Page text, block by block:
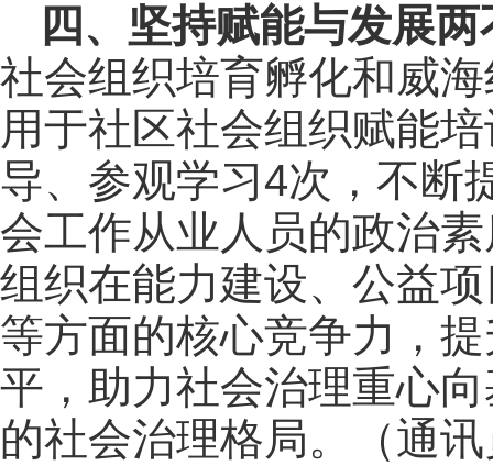
四、坚持赋能与发展
社会组织培育孵化和威
用于社区社会组织赋能
导、参观学习4次，不断
会工作从业人员的政治
组织在能力建设、公益
等方面的核心竞争力，
平，助力社会治理重心
的社会治理格局。（通